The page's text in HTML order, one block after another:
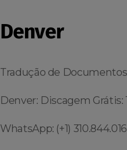
Denver
Tradução de
Denver: Discagem Grátis:
WhatsApp: (+1)